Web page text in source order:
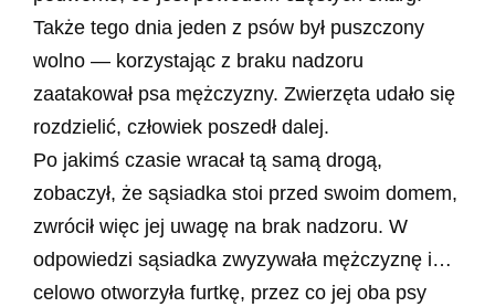
Także tego dnia jeden z psów był puszczony
wolno — korzystając z braku nadzoru
zaatakował psa mężczyzny. Zwierzęta udało się
rozdzielić, człowiek poszedł dalej.
Po jakimś czasie wracał tą samą drogą,
zobaczył, że sąsiadka stoi przed swoim domem,
zwrócił więc jej uwagę na brak nadzoru. W
odpowiedzi sąsiadka zwyzywała mężczyznę i…
celowo otworzyła furtkę, przez co jej oba psy